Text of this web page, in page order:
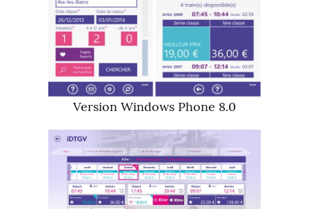
Version Windows Phone 8.0